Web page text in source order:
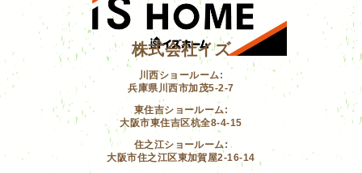
株式会社イズ
川西ショールーム:
兵庫県川西市加茂5-2-7
東住吉ショールーム:
大阪市東住吉区杭全8-4-15
住之江ショールーム:
大阪市住之江区東加賀屋2-16-14